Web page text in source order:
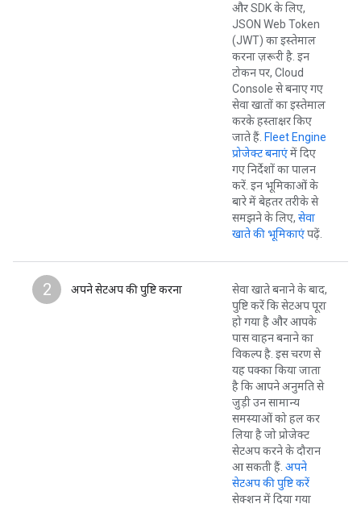
और SDK के लिए,
JSON Web Token
(JWT) का इस्तेमाल
करना ज़रूरी है. इन
टोकन पर, Cloud
Console से बनाए गए
सेवा खातों का इस्तेमाल
करके हस्ताक्षर किए
जाते हैं. Fleet Engine
प्रोजेक्ट बनाएंमें दिए
गए निर्देशों का पालन
करें. इन भूमिकाओं के
बारे में बेहतर तरीके से
समझने के लिए, सेवा
खाते की भूमिकाएंपढ़ें.
2 अपने सेटअप की पुष्टि करना
सेवा खाते बनाने के बाद,
पुष्टि करें कि सेटअप पूरा
हो गया है और आपके
पास वाहन बनाने का
विकल्प है. इस चरण से
यह पक्का किया जाता
है कि आपने अनुमति से
जुड़ी उन सामान्य
समस्याओं को हल कर
लिया है जो प्रोजेक्ट
सेटअप करने के दौरान
आ सकती हैं. अपने
सेटअप की पुष्टि करें
सेक्शन में दिया गया